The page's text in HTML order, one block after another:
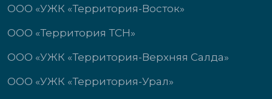
ООО «УЖК «Территория-Восток»
ООО «Территория ТСН»
ООО «УЖК «Территория-Верхняя Салда»
ООО «УЖК «Территория-Урал»